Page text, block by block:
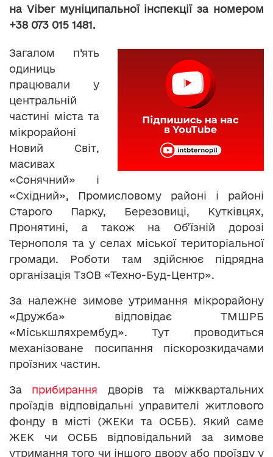
на Viber муніципальної інспекції за номером
+38 073 015 1481.
Загалом п’ять
одиниць
працювали у
центральній
частині міста та
мікрорайоні
Новий Світ,
масивах
«Сонячний» і
«Східний», Промисловому районі і районі
Старого Парку, Березовиці, Кутківцях,
Пронятині, а також на Об’їзній дорозі
Тернополя та у селах міської територіальної
громади. Роботи там здійснює підрядна
організація ТзОВ «Техно-Буд-Центр».
За належне зимове утримання мікрорайону
«Дружба» відповідає ТМШРБ
«Міськшляхрембуд». Тут проводиться
механізоване посипання піскорозкидачами
проїзних частин.
За прибирання дворів та міжквартальних
проїздів відповідальні управителі житлового
фонду в місті (ЖЕКи та ОСББ). Який саме
ЖЕК чи ОСББ відповідальний за зимове
утримання того чи іншого двору або проїзду у